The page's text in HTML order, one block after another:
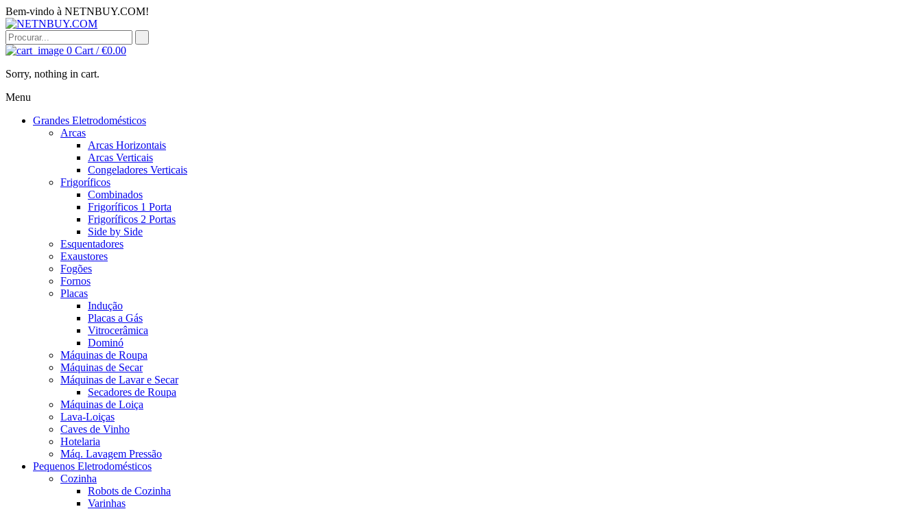
Bem-vindo à NETNBUY.COM!
0 Cart /€0.00
Sorry, nothing in cart.
Menu
Grandes Eletrodomésticos
Arcas
Arcas Horizontais
Arcas Verticais
Congeladores Verticais
Frigoríficos
Combinados
Frigoríficos 1 Porta
Frigoríficos 2 Portas
Side by Side
Esquentadores
Exaustores
Fogões
Fornos
Placas
Indução
Placas a Gás
Vitrocerâmica
Dominó
Máquinas de Roupa
Máquinas de Secar
Máquinas de Lavar e Secar
Secadores de Roupa
Máquinas de Loiça
Lava-Loiças
Caves de Vinho
Hotelaria
Máq. Lavagem Pressão
Pequenos Eletrodomésticos
Cozinha
Robots de Cozinha
Varinhas